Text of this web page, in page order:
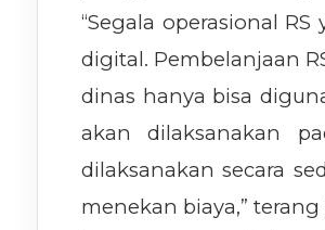
“Segala operasional
digital. Pembelanjaan
dinas hanya bisa
akan dilaksanakan
dilaksanakan secara
menekan biaya,”